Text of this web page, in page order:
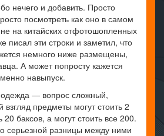
нечего и добавить. Просто
посмотреть как оно в самом
на китайских отфотошопленных
писал эти строки и заметил, что
немного ниже размещены,
А может попросту кажется
навыпуск.
— вопрос сложный,
предметы могут стоить 2
20 баксов, а могут стоить все 200.
серьезной разницы между ними